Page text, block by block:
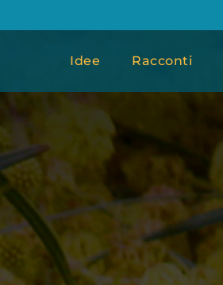
Idee Racconti